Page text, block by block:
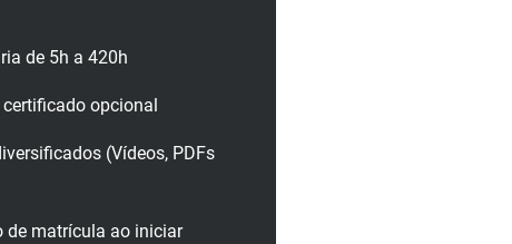
de 5h a 420h
opcional
(Vídeos, PDFs
de matrícula ao iniciar